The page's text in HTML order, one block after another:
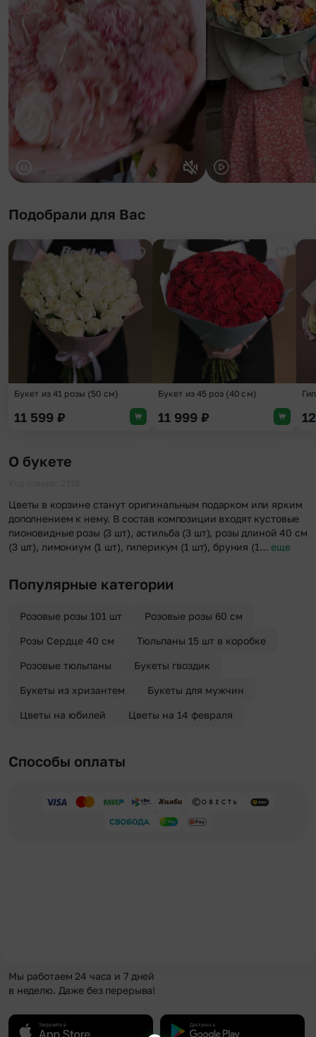
Подобрали для Вас
Добавить в избранное
Букет из 41 розы (50 см)
11 599 ₽
Букет из 45 роз (40 см)
11 999 ₽
О букете
Цветы в корзине станут оригинальным подарком или ярким
дополнением к нему. В состав композиции входят кустовые
пионовидные розы (3 шт), астильба (3 шт), розы длиной 40 см
(3 шт), лимониум (1 шт), гиперикум (1 шт), бруния (1… еще
Популярные категории
Розовые розы 101 шт Розовые розы 60 см
Розы Сердце 40 см Тюльпаны 15 шт в коробке
Розовые тюльпаны Букеты гвоздик
Букеты из хризантем Букеты для мужчин
Цветы на юбилей Цветы на 14 февраля
Способы оплаты
Мы работаем 24 часа и 7 дней
в неделю. Даже без перерыва!